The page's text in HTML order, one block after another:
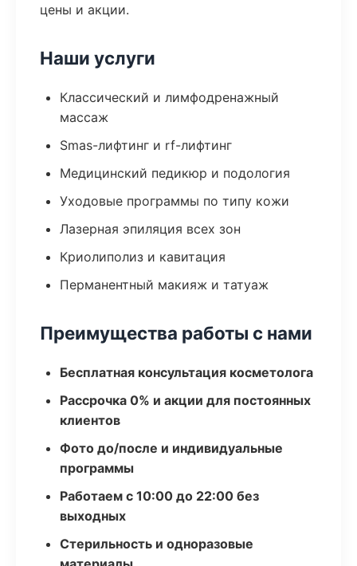
цены и акции.
Наши услуги
Классический и лимфодренажный
массаж
Smas-лифтинг и rf-лифтинг
Медицинский педикюр и подология
Уходовые программы по типу кожи
Лазерная эпиляция всех зон
Криолиполиз и кавитация
Перманентный макияж и татуаж
Преимущества работы с нами
Бесплатная консультация косметолога
Рассрочка 0% и акции для постоянных
клиентов
Фото до/после и индивидуальные
программы
Работаем с 10:00 до 22:00 без
выходных
Стерильность и одноразовые